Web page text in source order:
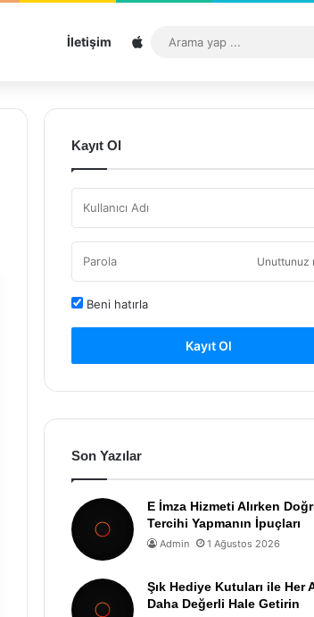
İletişim Sitemap
Kayıt Ol
Unuttunuz
Beni hatırla
Kayıt Ol
Son Yazılar
E İmza Hizmeti Alırken
Tercihi Yapmanın İpuçları
Admin 1 Ağustos 2026
Şık Hediye Kutuları ile Her
Daha Değerli Hale Getirin